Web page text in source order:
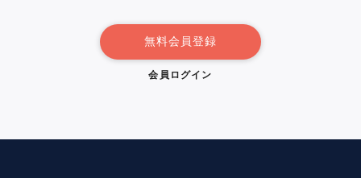
無料会員登録
会員ログイン